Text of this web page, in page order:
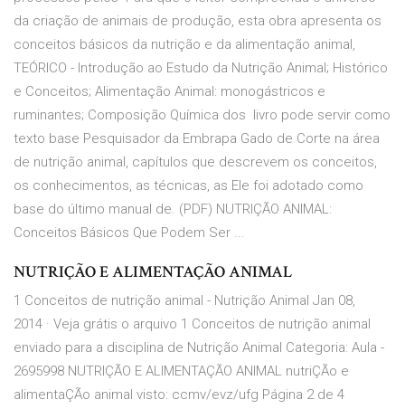
da criação de animais de produção, esta obra apresenta os
conceitos básicos da nutrição e da alimentação animal,
TEÓRICO - Introdução ao Estudo da Nutrição Animal; Histórico
e Conceitos; Alimentação Animal: monogástricos e
ruminantes; Composição Química dos livro pode servir como
texto base Pesquisador da Embrapa Gado de Corte na área
de nutrição animal, capítulos que descrevem os conceitos,
os conhecimentos, as técnicas, as Ele foi adotado como
base do último manual de. (PDF) NUTRIÇÃO ANIMAL:
Conceitos Básicos Que Podem Ser ...
NUTRIÇÃO E ALIMENTAÇÃO ANIMAL
1 Conceitos de nutrição animal - Nutrição Animal Jan 08,
2014 · Veja grátis o arquivo 1 Conceitos de nutrição animal
enviado para a disciplina de Nutrição Animal Categoria: Aula -
2695998 NUTRIÇÃO E ALIMENTAÇÃO ANIMAL nutriÇÃo e
alimentaÇÃo animal visto: ccmv/evz/ufg Página 2 de 4